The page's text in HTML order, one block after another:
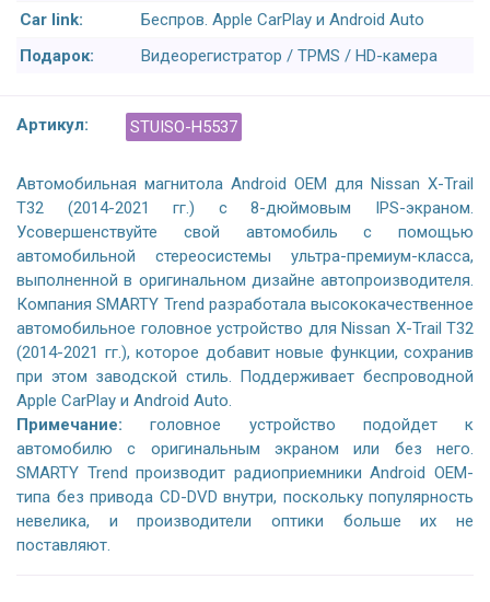
Car link:
Беспров. Apple CarPlay и Android Auto
Подарок:
Видеорегистратор / TPMS / HD-камера
Артикул: STUISO-H5537
Автомобильная магнитола Android OEM для Nissan X-Trail
T32 (2014-2021 гг.) с 8-дюймовым IPS-экраном.
Усовершенствуйте свой автомобиль с помощью
автомобильной стереосистемы ультра-премиум-класса,
выполненной в оригинальном дизайне автопроизводителя.
Компания SMARTY Trend разработала высококачественное
автомобильное головное устройство для Nissan X-Trail T32
(2014-2021 гг.), которое добавит новые функции, сохранив
при этом заводской стиль. Поддерживает беспроводной
Apple CarPlay и Android Auto.
Примечание: головное устройство подойдет к
автомобилю с оригинальным экраном или без него.
SMARTY Trend производит радиоприемники Android OEM-
типа без привода CD-DVD внутри, поскольку популярность
невелика, и производители оптики больше их не
поставляют.